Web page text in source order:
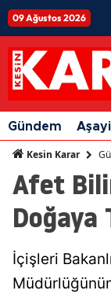
09 Ağustos 2026
Gündem
Kesin Karar
Afet
Doğaya
İçişleri